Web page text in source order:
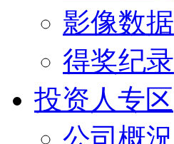
影像数据
得奖纪录
投资人专区